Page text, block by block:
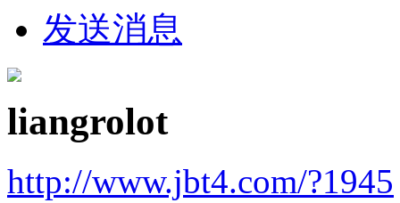
发送消息
liangrolot
http://www.jbt4.com/?1945